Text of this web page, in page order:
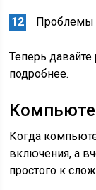
Проблемы
Теперь
подробнее.
Когда
включения, а
простого к